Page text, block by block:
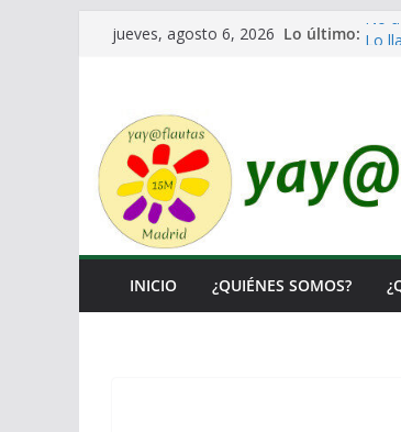
Saltarjueves, agosto 6, 2026 Lo último: No
Lo
INICIO ¿QUIÉNES SOMOS?